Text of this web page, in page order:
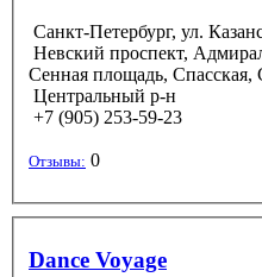
Санкт-Петербург, ул.
Невский проспект,
Сенная площадь, Спасская,
Центральный р-н
+7 (905) 253-59-23
Отзывы: 0
Dance Voyage